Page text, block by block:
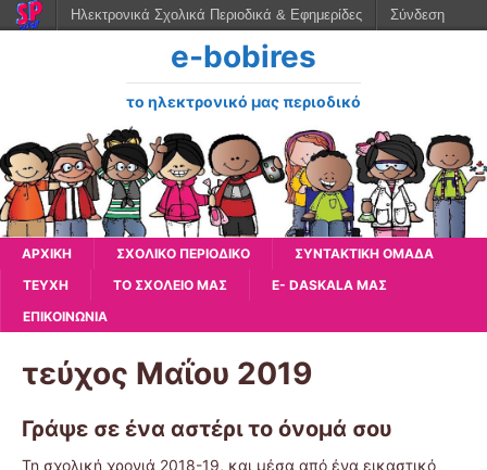
e-bobires
το ηλεκτρονικό μας περιοδικό
ΑΡΧΙΚΉ ΣΧΟΛΙΚΟ ΠΕΡΙΟΔΙΚΟ
ΣΥΝΤΑΚΤΙΚΗ ΟΜΑΔΑ
ΤΕΥΧΗ
ΤΟ ΣΧΟΛΕΙΟ ΜΑΣ
E- DASKALA ΜΑΣ
ΕΠΙΚΟΙΝΩΝΙΑ
τεύχος Μαΐου 2019
Γράψε σε ένα αστέρι το όνομά σου
Τη σχολική χρονιά 2018-19, και μέσα από ένα εικαστικό
Ηλεκτρονικά Σχολικά Περιοδικά & Εφημερίδες Σύνδεση